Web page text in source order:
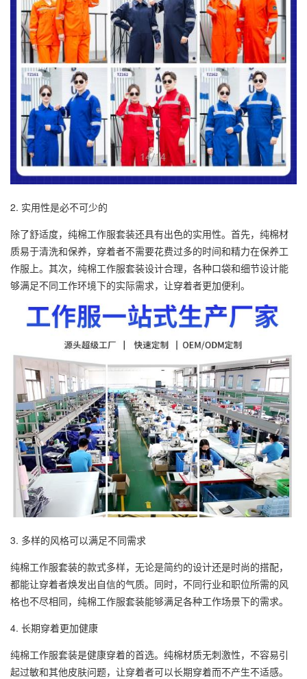
2. 实用性是必不可少的
除了舒适度，纯棉工作服套装还具有出色的实用性。首先，纯棉材
质易于清洗和保养，穿着者不需要花费过多的时间和精力在保养工
作服上。其次，纯棉工作服套装设计合理，各种口袋和细节设计能
够满足不同工作环境下的实际需求，让穿着者更加便利。
3. 多样的风格可以满足不同需求
纯棉工作服套装的款式多样，无论是简约的设计还是时尚的搭配，
都能让穿着者焕发出自信的气质。同时，不同行业和职位所需的风
格也不尽相同，纯棉工作服套装能够满足各种工作场景下的需求。
4. 长期穿着更加健康
纯棉工作服套装是健康穿着的首选。纯棉材质无刺激性，不容易引
起过敏和其他皮肤问题，让穿着者可以长期穿着而不产生不适感。